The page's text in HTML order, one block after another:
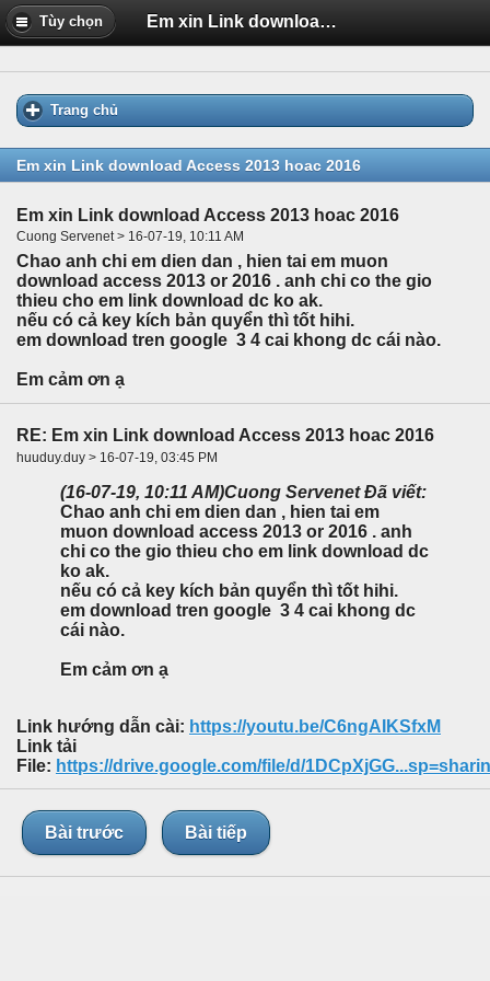
Tùy chọn Em xin Link download Access 2013 hoac 2016
Trang chủ
Em xin Link download Access 2013 hoac 2016
Em xin Link download Access 2013 hoac 2016
Cuong Servenet > 16-07-19, 10:11 AM
Chao anh chi em dien dan , hien tai em muon
download access 2013 or 2016 . anh chi co the gio
thieu cho em link download dc ko ak.
nếu có cả key kích bản quyển thì tốt hihi.
em download tren google 3 4 cai khong dc cái nào.
Em cảm ơn ạ
RE: Em xin Link download Access 2013 hoac 2016
huuduy.duy > 16-07-19, 03:45 PM
(16-07-19, 10:11 AM)Cuong Servenet Đã viết:
Chao anh chi em dien dan , hien tai em
muon download access 2013 or 2016 . anh
chi co the gio thieu cho em link download dc
ko ak.
nếu có cả key kích bản quyển thì tốt hihi.
em download tren google 3 4 cai khong dc
cái nào.
Em cảm ơn ạ
Link hướng dẫn cài: https://youtu.be/C6ngAIKSfxM
Link tải
File: https://drive.google.com/file/d/
Bài trước Bài tiếp